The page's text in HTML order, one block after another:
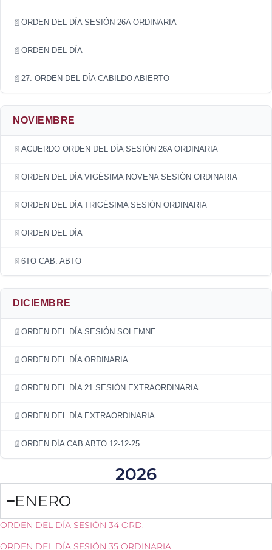
ORDEN DEL DÍA SESIÓN 26A ORDINARIA
ORDEN DEL DÍA
27. ORDEN DEL DÍA CABILDO ABIERTO
NOVIEMBRE
ACUERDO ORDEN DEL DÍA SESIÓN 26A ORDINARIA
ORDEN DEL DÍA VIGÉSIMA NOVENA SESIÓN ORDINARIA
ORDEN DEL DÍA TRIGÉSIMA SESIÓN ORDINARIA
ORDEN DEL DÍA
6TO CAB. ABTO
DICIEMBRE
ORDEN DEL DÍA SESIÓN SOLEMNE
ORDEN DEL DÍA ORDINARIA
ORDEN DEL DÍA 21 SESIÓN EXTRAORDINARIA
ORDEN DEL DÍA EXTRAORDINARIA
ORDEN DÍA CAB ABTO 12-12-25
2026
ENERO
ORDEN DEL DÍA SESIÓN 34 ORD.
ORDEN DEL DÍA SESIÓN 35 ORDINARIA